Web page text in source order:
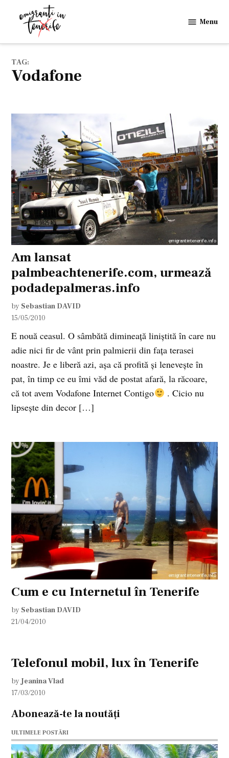
in
Menu
TAG:
Vodafone
Am lansat
palmbeachtenerife.com, urmează
podadepalmeras.info
by Sebastian DAVID
15/05/2010
E nouă ceasul. O sâmbătă dimineaţă liniştită în care nu
adie nici fir de vânt prin palmierii din faţa terasei
noastre. Je e liberă azi, aşa că profită şi leneveşte în
pat, în timp ce eu îmi văd de postat afară, la răcoare,
că tot avem Vodafone Internet Contigo
. Cicio nu
lipseşte din decor […]
Cum e cu Internetul în Tenerife
by Sebastian DAVID
21/04/2010
Telefonul mobil, lux în Tenerife
by Jeanina Vlad
17/03/2010
Abonează-te la noutăți
ULTIMELE POSTĂRI